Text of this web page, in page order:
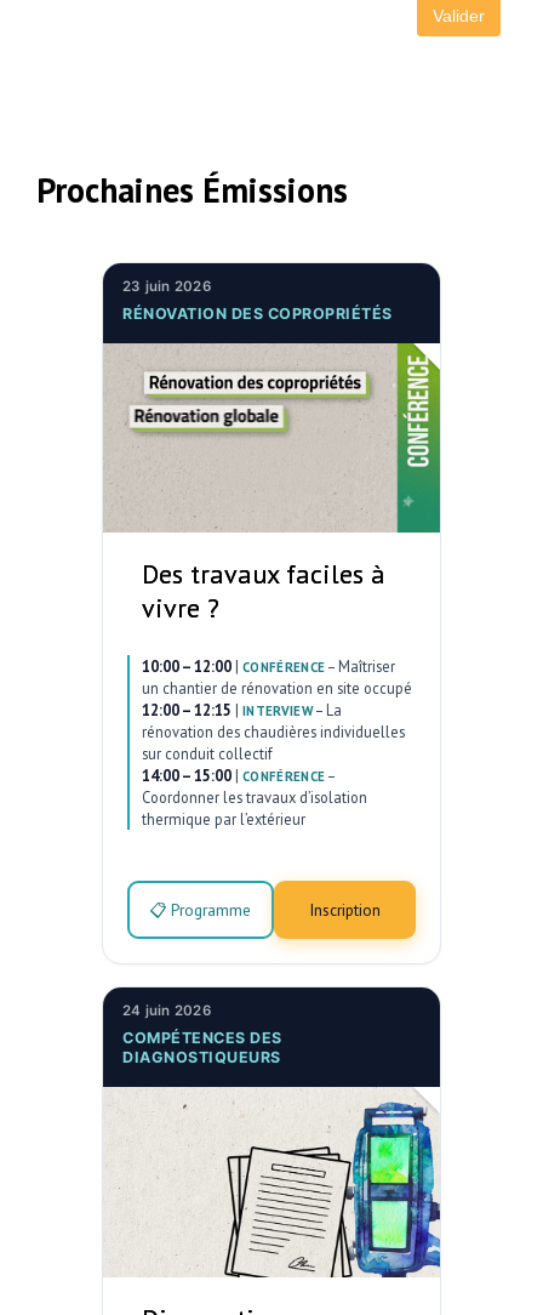
Prochaines Émissions
23 juin 2026
RÉNOVATION DES COPROPRIÉTÉS
Des travaux faciles à
vivre ?
10:00 – 12:00 | CONFÉRENCE – Maîtriser
un chantier de rénovation en site occupé
12:00 – 12:15 | INTERVIEW– La
rénovation des chaudières individuelles
sur conduit collectif
14:00 – 15:00 | CONFÉRENCE –
Coordonner les travaux d’isolation
thermique par l’extérieur
📋 Programme Inscription
24 juin 2026
COMPÉTENCES DES
DIAGNOSTIQUEURS